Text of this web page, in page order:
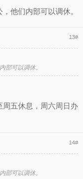
他们内部可以调休。
13#
部可以调休。
五休息，周六周日办
14#
部可以调休。